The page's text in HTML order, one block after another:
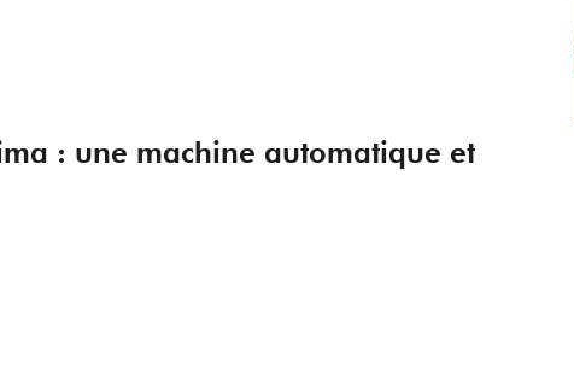
: une machine automatique et